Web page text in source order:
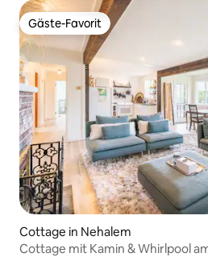
Gäste-Favorit
Gäste-Favorit
Cottage in Nehalem
Cottage mit Kamin & Whirlpool